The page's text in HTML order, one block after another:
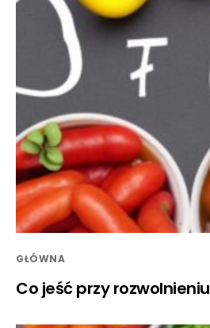
GŁÓWNA
Co jeść przy rozwolnieniu